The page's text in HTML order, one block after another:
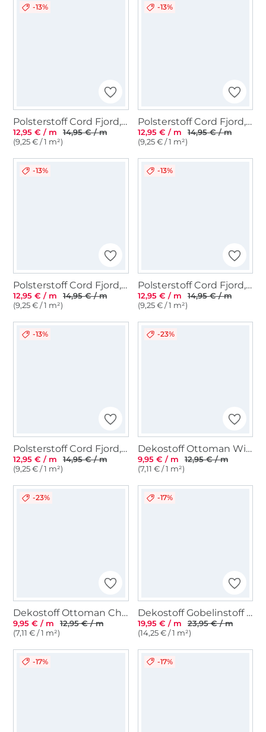
-13%
Polsterstoff Cord Fjord, dunkelgrau
12,95 € / m
14,95 € / m
(9,25 € / 1 m²)
-13%
Polsterstoff Cord Fjord, braun
12,95 € / m
14,95 € / m
(9,25 € / 1 m²)
-13%
Polsterstoff Cord Fjord, beige
12,95 € / m
14,95 € / m
(9,25 € / 1 m²)
-13%
Polsterstoff Cord Fjord, blasspetrol
12,95 € / m
14,95 € / m
(9,25 € / 1 m²)
-13%
Polsterstoff Cord Fjord, hellgrau
12,95 € / m
14,95 € / m
(9,25 € / 1 m²)
-23%
Dekostoff Ottoman Winter Reindeer, beige
9,95 € / m
12,95 € / m
(7,11 € / 1 m²)
-23%
Dekostoff Ottoman Christmas Stars, beige
9,95 € / m
12,95 € / m
(7,11 € / 1 m²)
-17%
Dekostoff Gobelinstoff Royal Resident House, multicolor
19,95 € / m
23,95 € / m
(14,25 € / 1 m²)
-17% -17%